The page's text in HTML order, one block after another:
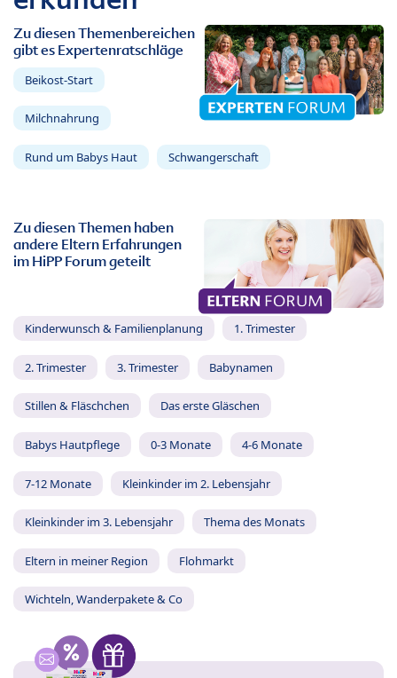
Zu diesen Themenbereichen
gibt es Expertenratschläge
Beikost-Start
Milchnahrung
Rund um Babys Haut Schwangerschaft
Zu diesen Themen haben
andere Eltern Erfahrungen
im HiPP Forum geteilt
Kinderwunsch & Familienplanung 1. Trimester
2. Trimester 3. Trimester Babynamen
Stillen & Fläschchen Das erste Gläschen
Babys Hautpflege 0-3 Monate 4-6 Monate
7-12 Monate Kleinkinder im 2. Lebensjahr
Kleinkinder im 3. Lebensjahr Thema des Monats
Eltern in meiner Region Flohmarkt
Wichteln, Wanderpakete & Co